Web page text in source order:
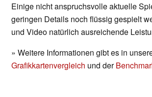
Einige nicht anspruchsvolle aktuelle
geringen Details noch flüssig gespielt
und Video natürlich ausreichende
» Weitere Informationen gibt es in
Grafikkartenvergleich und der